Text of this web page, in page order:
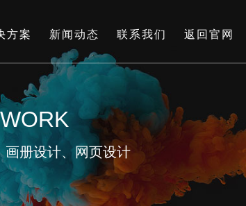
方案 新闻动态 联系我们 返回官网
WORK
画册设计、网页设计